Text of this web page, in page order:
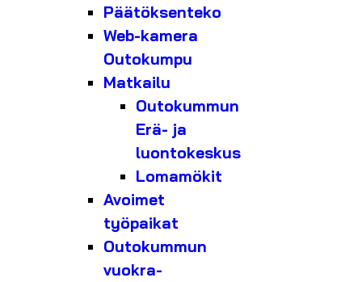
Päätöksenteko
Web-kamera
Outokumpu
Matkailu
Outokummun
Erä- ja
luontokeskus
Lomamökit
Avoimet
työpaikat
Outokummun
vuokra-